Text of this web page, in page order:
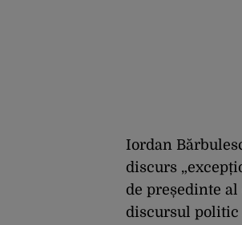
Iordan
discurs
de președinte
discursul politic